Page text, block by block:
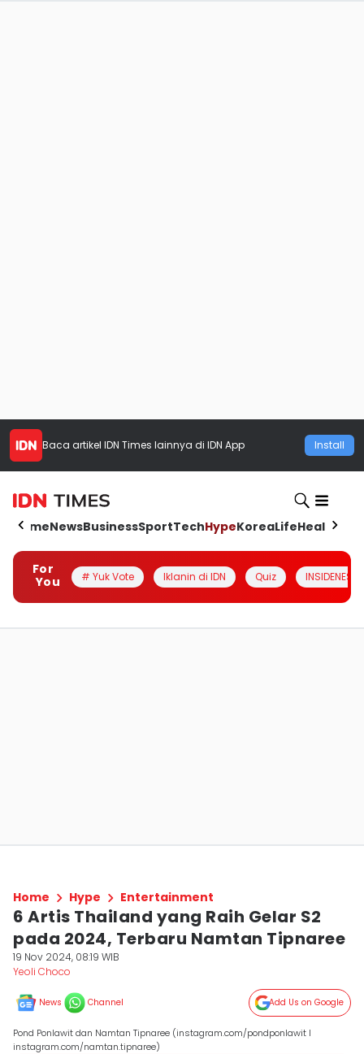
Baca artikel IDN Times lainnya di IDN App Install
HomeNewsBusinessSportTechHypeKoreaLifeHealth
For
You
# Yuk Vote Iklanin di IDN Quiz INSIDENESIA
Home Hype Entertainment
6 Artis Thailand yang Raih Gelar S2
pada 2024, Terbaru Namtan Tipnaree
19 Nov 2024, 08:19 WIB
Yeoli Choco
News Channel Add Us on Google
Pond Ponlawit dan Namtan Tipnaree (instagram.com/pondponlawit l
instagram.com/namtan.tipnaree)